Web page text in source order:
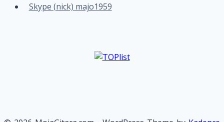
Skype (nick) majo1959